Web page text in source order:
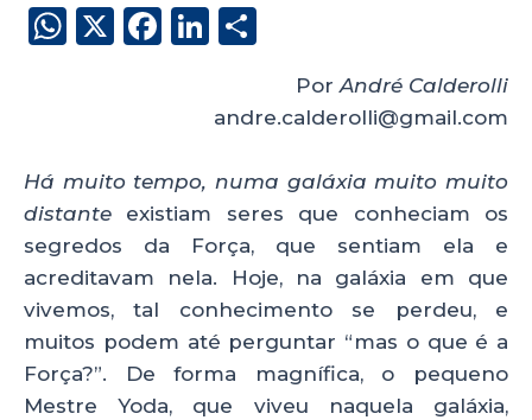
W
A
p
p
X
F
b
o
o
k
Li
k
e
dI
n
a
re
Por André Calderolli
andre.calderolli@gmail.com
Há muito tempo, numa galáxia muito muito
distante existiam seres que conheciam os
segredos da Força, que sentiam ela e
acreditavam nela. Hoje, na galáxia em que
vivemos, tal conhecimento se perdeu, e
muitos podem até perguntar “mas o que é a
Força?”. De forma magnífica, o pequeno
Mestre Yoda, que viveu naquela galáxia,